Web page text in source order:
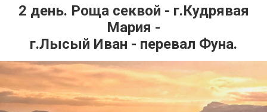
2 день. Роща секвой - г.Кудрявая
Мария -
г.Лысый Иван - перевал Фуна.